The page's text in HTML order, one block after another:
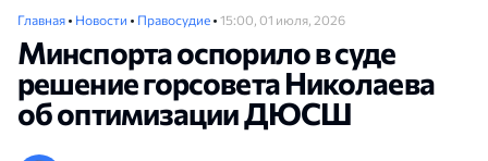
Главная • Новости • Правосудие • 15:00, 01 июля, 2026
Минспорта оспорило в суде
решение горсовета Николаева
об оптимизации ДЮСШ